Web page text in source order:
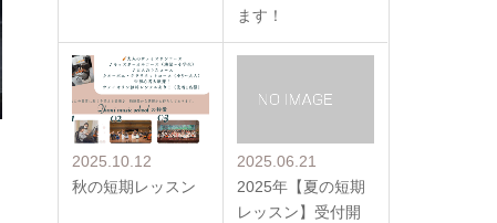
ます！
2025.10.12
秋の短期レッスン
2025.06.21
2025年【夏の短期
レッスン】受付開